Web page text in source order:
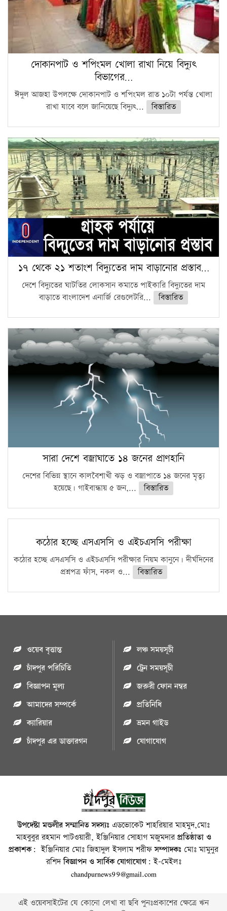
দোকানপাট ও শপিংমল খোলা রাখা নিয়ে বিদ্যুৎ
বিভাগের…
ঈদুল আজহা উপলক্ষে দোকানপাট ও শপিংমল রাত ১০টা পর্যন্ত খোলা
রাখা যাবে বলে জানিয়েছে বিদ্যুৎ...
বিস্তারিত
১৭ থেকে ২১ শতাংশ বিদ্যুতের দাম বাড়ানোর প্রস্তাব…
দেশে বিদ্যুতের ঘাটতির লোকসান কমাতে পাইকারি বিদ্যুতের দাম
বাড়াতে বাংলাদেশ এনার্জি রেগুলেটরি...
বিস্তারিত
সারা দেশে বজ্রাঘাতে ১৪ জনের প্রাণহানি
দেশের বিভিন্ন স্থানে কালবৈশাখী ঝড় ও বজ্রাপাতে ১৪ জনের মৃত্যু
হয়েছে। গাইবান্ধায় ৫ জন,...
বিস্তারিত
কঠোর হচ্ছে এসএসসি ও এইচএসসি পরীক্ষা
কঠোর হচ্ছে এসএসসি ও এইচএসসি পরীক্ষার নিয়ম কানুনে। দীর্ঘদিনের
প্রশ্নপত্র ফাঁস, নকল ও...
বিস্তারিত
ওয়েব বৃত্তান্ত
চাঁদপুর পরিচিতি
বিজ্ঞাপন মুল্য
আমাদের সম্পর্কে
ক্যারিয়ার
চাঁদপুর এর ডাক্তারগন
লঞ্চ সময়সূচী
ট্রেন সময়সূচী
জরুরী ফোন নম্বর
প্রতিনিধি
ভ্রমন গাইড
যোগাযোগ
উপদেষ্টা মন্ডলীর সম্মানিত সদস্যঃ এডভোকেট শাহরিয়ার মাহমুদ,মোঃ
মাহবুবুর রহমান পাটওয়ারী, ইঞ্জিনিয়ার সোহাগ মজুমদারপ্রতিষ্ঠাতা ও
প্রকাশক: ইঞ্জিনিয়ার মোঃ জিহাদুল ইসলাম শরীফসম্পাদকঃ মোঃ মামুনুর
রশিদবিজ্ঞাপন ও সার্বিক যোগাযোগ: ই-মেইলঃ
chandpurnews99@gmail.com
এই ওয়েবসাইটের যে কোনো লেখা বা ছবি পুনঃপ্রকাশের ক্ষেত্রে ঋন